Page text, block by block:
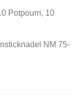
Potpourri, 10
NM 75-